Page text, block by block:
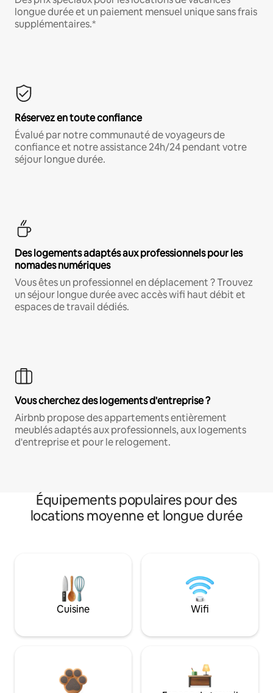
longue durée et un paiement mensuel unique sans frais
supplémentaires.*
Réservez en toute confiance
Évalué par notre communauté de voyageurs de
confiance et notre assistance 24h/24 pendant votre
séjour longue durée.
Des logements adaptés aux professionnels pour les
nomades numériques
Vous êtes un professionnel en déplacement ? Trouvez
un séjour longue durée avec accès wifi haut débit et
espaces de travail dédiés.
Vous cherchez des logements d'entreprise ?
Airbnb propose des appartements entièrement
meublés adaptés aux professionnels, aux logements
d'entreprise et pour le relogement.
Équipements populaires pour des
locations moyenne et longue durée
Cuisine Wifi